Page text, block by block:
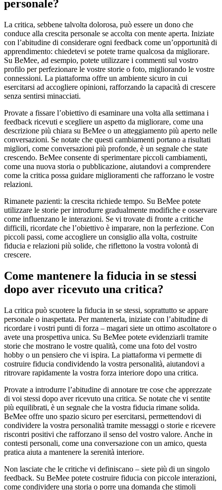
personale?
La critica, sebbene talvolta dolorosa, può essere un dono che
conduce alla crescita personale se accolta con mente aperta. Iniziate
con l’abitudine di considerare ogni feedback come un’opportunità di
apprendimento: chiedetevi se potete trarne qualcosa da migliorare.
Su BeMee, ad esempio, potete utilizzare i commenti sul vostro
profilo per perfezionare le vostre storie o foto, migliorando le vostre
connessioni. La piattaforma offre un ambiente sicuro in cui
esercitarsi ad accogliere opinioni, rafforzando la capacità di crescere
senza sentirsi minacciati.
Provate a fissare l’obiettivo di esaminare una volta alla settimana i
feedback ricevuti e scegliere un aspetto da migliorare, come una
descrizione più chiara su BeMee o un atteggiamento più aperto nelle
conversazioni. Se notate che questi cambiamenti portano a risultati
migliori, come conversazioni più profonde, è un segnale che state
crescendo. BeMee consente di sperimentare piccoli cambiamenti,
come una nuova storia o pubblicazione, aiutandovi a comprendere
come la critica possa guidare miglioramenti che rafforzano le vostre
relazioni.
Rimanete pazienti: la crescita richiede tempo. Su BeMee potete
utilizzare le storie per introdurre gradualmente modifiche e osservare
come influenzano le interazioni. Se vi trovate di fronte a critiche
difficili, ricordate che l’obiettivo è imparare, non la perfezione. Con
piccoli passi, come accogliere un consiglio alla volta, costruite
fiducia e relazioni più solide, che riflettono la vostra volontà di
crescere.
Come mantenere la fiducia in se stessi
dopo aver ricevuto una critica?
La critica può scuotere la fiducia in se stessi, soprattutto se appare
personale o inaspettata. Per mantenerla, iniziate con l’abitudine di
ricordare i vostri punti di forza – magari siete un ottimo ascoltatore o
avete una prospettiva unica. Su BeMee potete evidenziarli tramite
storie che mostrano le vostre qualità, come una foto del vostro
hobby o un pensiero che vi ispira. La piattaforma vi permette di
costruire fiducia condividendo la vostra personalità, aiutandovi a
ritrovare rapidamente la vostra forza interiore dopo una critica.
Provate a introdurre l’abitudine di annotare tre cose che apprezzate
di voi stessi dopo aver ricevuto una critica. Se notate che vi sentite
più equilibrati, è un segnale che la vostra fiducia rimane solida.
BeMee offre uno spazio sicuro per esercitarsi, permettendovi di
condividere la vostra personalità tramite messaggi o storie e ricevere
riscontri positivi che rafforzano il senso del vostro valore. Anche in
contesti personali, come una conversazione con un amico, questa
pratica aiuta a mantenere la serenità interiore.
Non lasciate che le critiche vi definiscano – siete più di un singolo
feedback. Su BeMee potete costruire fiducia con piccole interazioni,
come condividere una storia o porre una domanda che stimoli